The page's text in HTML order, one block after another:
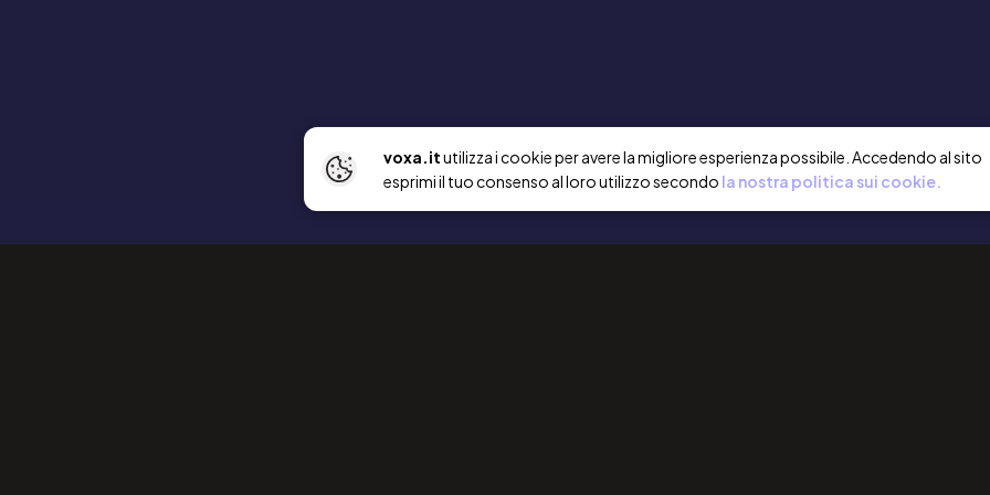
voxa.itutilizza i cookie per avere la migliore esperienza possibile. Accedendo al sito
esprimi il tuo consenso al loro utilizzo secondo la nostra politica sui cookie.